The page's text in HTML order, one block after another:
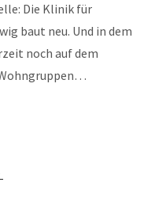
Die Klinik für
baut neu. Und in dem
noch auf dem